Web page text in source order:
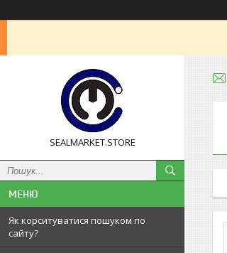
SEALMARKET.STORE
Як корситуватися пошуком по
сайту?